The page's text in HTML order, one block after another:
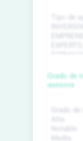
Grado
asesora